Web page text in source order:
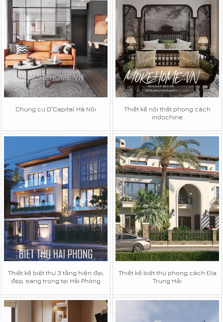
Chung cư D'Capital Hà Nội
Thiết kế nội thất phong cách
indochine
Thiết kế biệt thự 3 tầng hiện đại,
đẹp, sang trọng tại Hải Phòng
Thiết kế biệt thự phong cách Địa
Trung Hải